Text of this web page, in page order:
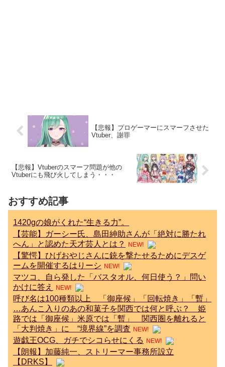
【悲報】プロゲーマーにスマーフさせた
Vtuber、謝罪
【悲報】Vtuberのスマーフ問題が他の
Vtuberにも飛び火してしまう・・・
おすすめ記事
1420gの娘がくれた“生きる力”。
【芸能】ガーシー氏、島田紳助さんが「絶対に勝たれ
へん」と認めた天才芸人とは？
NEW!
【驚愕】ひげおやじさんに銃を撃たせるためにデスゲ
ームを開催するはりーシ NEW!
マツコ、自ら発した「バスタオル、何日使う？」問い
かけに答え
NEW!
呼び名は100種類以上 「御座候」「回転焼き」「暫」
…あんこ入りのあの和菓子を関西では何と呼ぶ？ 姫
路では「御座候」米原では「暫」 関西圏を離れると
「大判焼き」に “境界線”を調査 NEW!
遊戯王OCG、ガチでシコらせにくる NEW!
【朗報】加藤純一、ストリーマー事務所設立
【DRKS】